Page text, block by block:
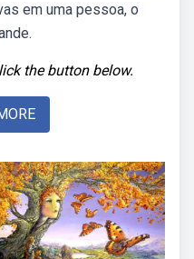
em uma pessoa, o
the button below.